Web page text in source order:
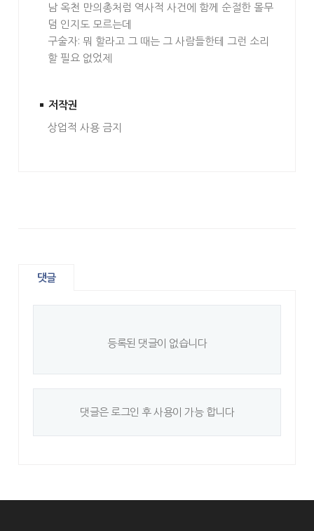
남 옥천 만의총처럼 역사적 사건에 함께 순절한 몰무
덤 인지도 모르는데
구술자: 뭐 할라고 그 때는 그 사람들한테 그런 소리
할 필요 없었제
저작권
상업적 사용 금지
댓글
등록된 댓글이 없습니다
댓글은 로그인 후 사용이 가능 합니다